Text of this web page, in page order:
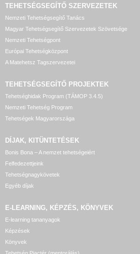
TEHETSÉGSEGÍTŐ SZERVEZETEK
Nemzeti Tehetségsegítő Tanács
Magyar Tehetségsegítő Szervezetek Szövetsége
Nemzeti Tehetségpont
Európai Tehetségközpont
A Matehetsz Tagszervezetei
TEHETSÉGSEGÍTŐ PROJEKTEK
Tehetséghidak Program (TÁMOP 3.4.5)
Nemzeti Tehetség Program
Tehetségek Magyarországa
DÍJAK, KITÜNTETÉSEK
Bonis Bona – A nemzet tehetségeiért
Felfedezettjeink
Tehetségnagykövetek
Egyéb díjak
E-LEARNING, KÉPZÉS, KÖNYVEK
E-learning tananyagok
Képzések
Könyvek